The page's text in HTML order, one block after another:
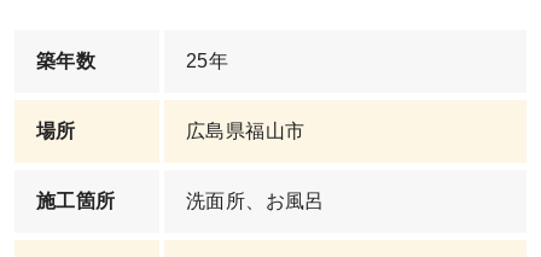
築年数 25年
場所 広島県福山市
施工箇所 洗面所、お風呂